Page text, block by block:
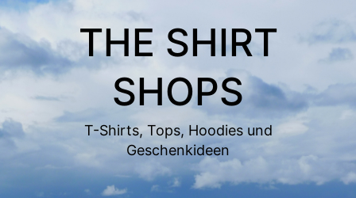
Zum
Inhalt
springen
THE SHIRT
SHOPS
T-Shirts, Tops, Hoodies und
Geschenkideen